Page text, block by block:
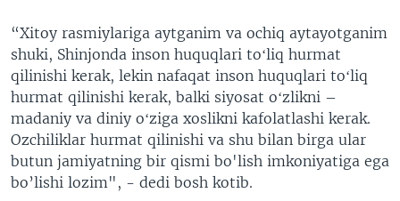
“Xitoy rasmiylariga aytganim va ochiq aytayotganim
shuki, Shinjonda inson huquqlari toʻliq hurmat
qilinishi kerak, lekin nafaqat inson huquqlari toʻliq
hurmat qilinishi kerak, balki siyosat oʻzlikni –
madaniy va diniy oʻziga xoslikni kafolatlashi kerak.
Ozchiliklar hurmat qilinishi va shu bilan birga ular
butun jamiyatning bir qismi bo'lish imkoniyatiga ega
bo’lishi lozim", - dedi bosh kotib.